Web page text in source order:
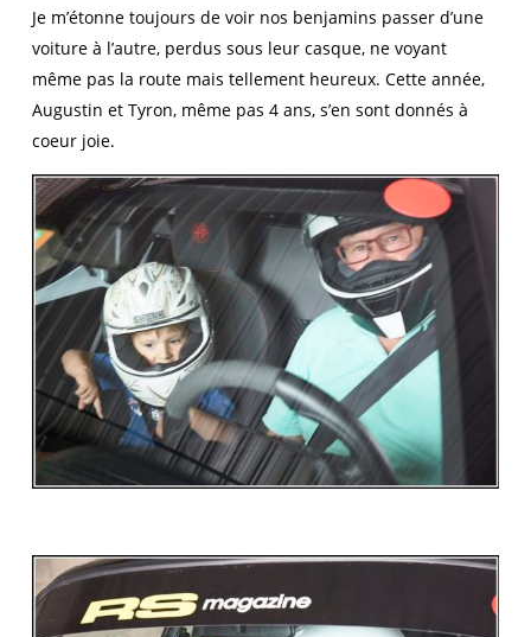
Je m’étonne toujours de voir nos benjamins passer d’une
voiture à l’autre, perdus sous leur casque, ne voyant
même pas la route mais tellement heureux. Cette année,
Augustin et Tyron, même pas 4 ans, s’en sont donnés à
coeur joie.